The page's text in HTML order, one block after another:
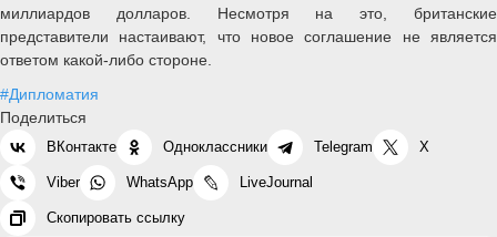
миллиардов долларов. Несмотря на это, британские
представители настаивают, что новое соглашение не является
ответом какой-либо стороне.
#Дипломатия
Поделиться
ВКонтакте Одноклассники Telegram X
Viber WhatsApp LiveJournal
Скопировать ссылку